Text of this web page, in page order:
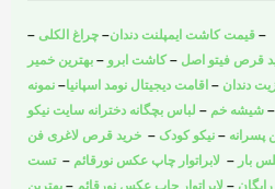
o
o
k
-
e
r
d
-
n
g
r
a
m
– قیمت کاشت ایمپلنت دندان– چراغ الکلی –
قرص فیتو اصل –کاشت ابرو – بهترین خمیر
دندان – اقامت دیجیتال نومد اسپانیا– نمونه
– شیشه خم – لباس بچگانه دخترانه سایت نیکو
پسرانه – نیکو کودک – خرید قرص لاغری فن
بار – لابراتوار چاپ عکس نورقائم –تست
– لابراتوار چاپ عکس نورقائم – بهترین